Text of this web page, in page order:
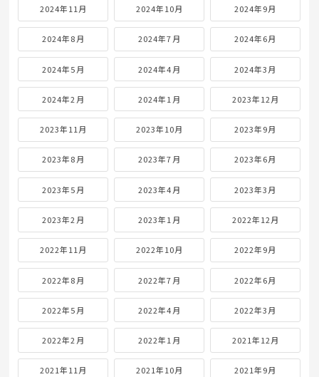
2024年11月 2024年10月 2024年9月
2024年8月 2024年7月 2024年6月
2024年5月 2024年4月 2024年3月
2024年2月 2024年1月 2023年12月
2023年11月 2023年10月 2023年9月
2023年8月 2023年7月 2023年6月
2023年5月 2023年4月 2023年3月
2023年2月 2023年1月 2022年12月
2022年11月 2022年10月 2022年9月
2022年8月 2022年7月 2022年6月
2022年5月 2022年4月 2022年3月
2022年2月 2022年1月 2021年12月
2021年11月 2021年10月 2021年9月